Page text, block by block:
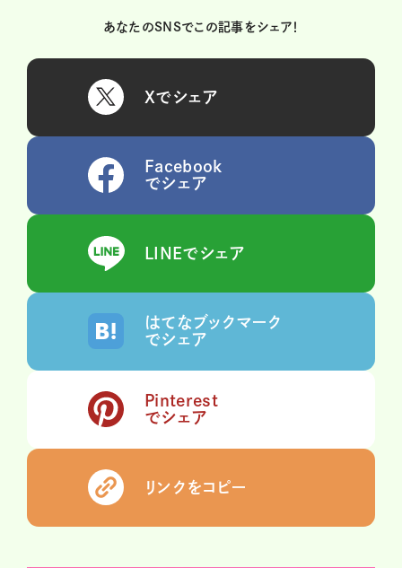
あなたのSNSでこの記事をシェア！
Xでシェア
Facebook
でシェア
LINEでシェア
はてなブックマーク
でシェア
Pinterest
でシェア
リンクをコピー